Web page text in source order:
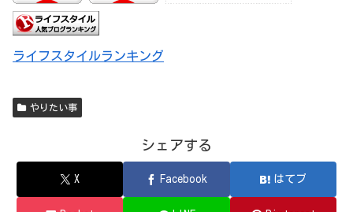
ライフスタイルランキング
やりたい事
シェアする
X Facebook はてブ